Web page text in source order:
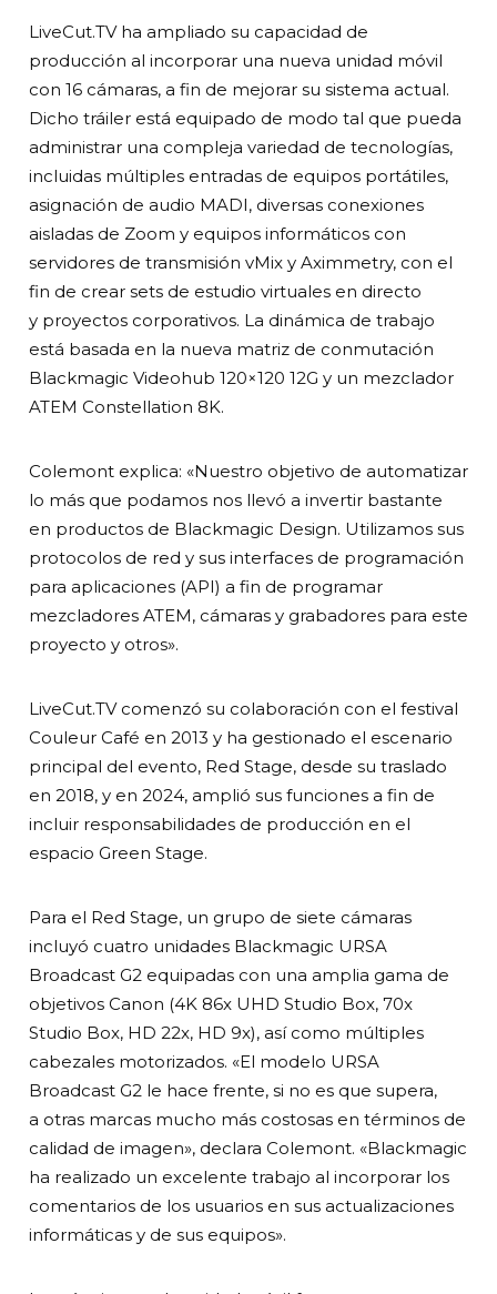
LiveCut.TV ha ampliado su capacidad de
producción al incorporar una nueva unidad móvil
con 16 cámaras, a fin de mejorar su sistema actual.
Dicho tráiler está equipado de modo tal que pueda
administrar una compleja variedad de tecnologías,
incluidas múltiples entradas de equipos portátiles,
asignación de audio MADI, diversas conexiones
aisladas de Zoom y equipos informáticos con
servidores de transmisión vMix y Aximmetry, con el
fin de crear sets de estudio virtuales en directo
y proyectos corporativos. La dinámica de trabajo
está basada en la nueva matriz de conmutación
Blackmagic Videohub 120×120 12G y un mezclador
ATEM Constellation 8K.
Colemont explica: «Nuestro objetivo de automatizar
lo más que podamos nos llevó a invertir bastante
en productos de Blackmagic Design. Utilizamos sus
protocolos de red y sus interfaces de programación
para aplicaciones (API) a fin de programar
mezcladores ATEM, cámaras y grabadores para este
proyecto y otros».
LiveCut.TV comenzó su colaboración con el festival
Couleur Café en 2013 y ha gestionado el escenario
principal del evento, Red Stage, desde su traslado
en 2018, y en 2024, amplió sus funciones a fin de
incluir responsabilidades de producción en el
espacio Green Stage.
Para el Red Stage, un grupo de siete cámaras
incluyó cuatro unidades Blackmagic URSA
Broadcast G2 equipadas con una amplia gama de
objetivos Canon (4K 86x UHD Studio Box, 70x
Studio Box, HD 22x, HD 9x), así como múltiples
cabezales motorizados. «El modelo URSA
Broadcast G2 le hace frente, si no es que supera,
a otras marcas mucho más costosas en términos de
calidad de imagen», declara Colemont. «Blackmagic
ha realizado un excelente trabajo al incorporar los
comentarios de los usuarios en sus actualizaciones
informáticas y de sus equipos».